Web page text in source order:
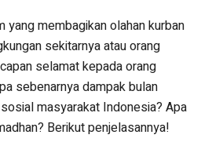
yang membagikan olahan kurban
sekitarnya atau orang
selamat kepada orang
sebenarnya dampak bulan
masyarakat Indonesia? Apa
Berikut penjelasannya!